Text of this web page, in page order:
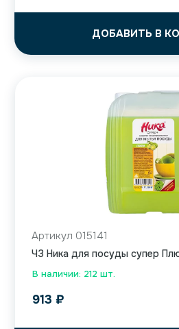
ДОБАВИТЬ В
В наличии: 212 шт.
Артикул 015141
ЧЗ Ника для посуды супер
913 ₽